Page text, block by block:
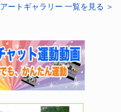
アートギャラリー 一覧を見る ＞